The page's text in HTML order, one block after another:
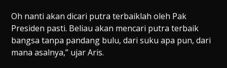
Oh nanti akan dicari putra terbaiklah oleh Pak
Presiden pasti. Beliau akan mencari putra terbaik
bangsa tanpa pandang bulu, dari suku apa pun, dari
mana asalnya,” ujar Aris.